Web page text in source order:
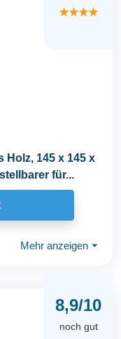
★★★★
Holz, 145 x 145 x
für...
Mehr anzeigen ⏷
8,9/10
noch gut